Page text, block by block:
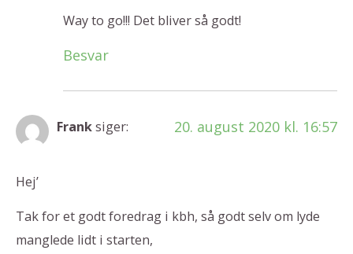
Way to go!!! Det bliver så godt!
Besvar
Franksiger: 20. august 2020 kl. 16:57
Hej’
Tak for et godt foredrag i kbh, så godt selv om lyde
manglede lidt i starten,